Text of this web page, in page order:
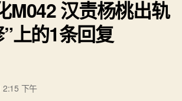
M042 汉责杨桃出轨
上的1条回复
2:15 下午